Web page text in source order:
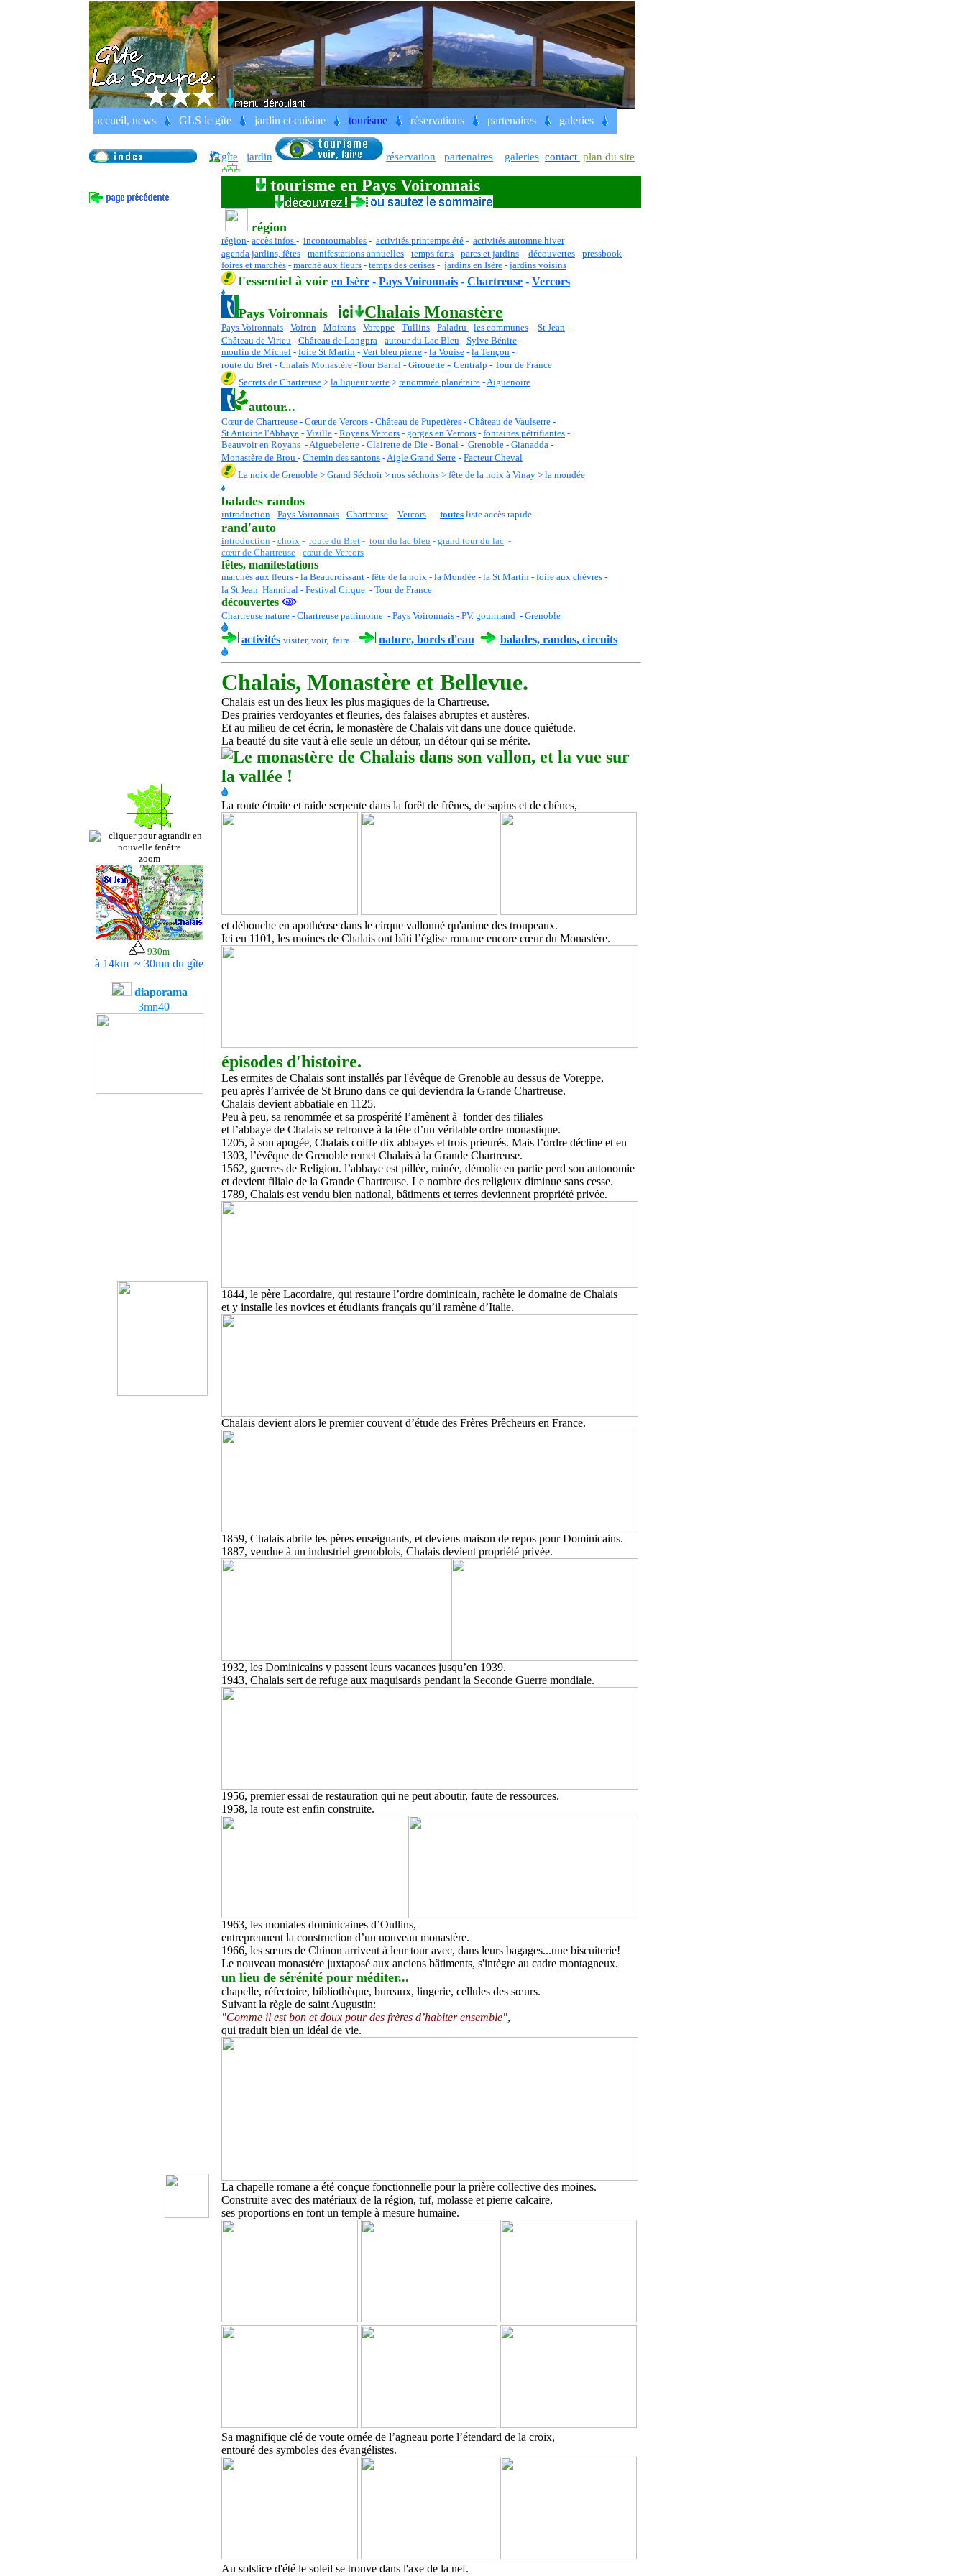
accueil, news GLS le gîte jardin et cuisine tourisme réservations partenaires galeries
Chalais, Monastère et Bellevue.Voreppe, Chartreuse, Dominicaines.
gîte jardin réservation partenaires galeries contact plan du site
tourisme en Pays Voironnais
région
région- accès infos - incontournables - activités printemps été - activités automne hiver
agenda jardins, fêtes - manifestations annuelles - temps forts - parcs et jardins - découvertes - pressbook
foires et marchés - marché aux fleurs - temps des cerises - jardins en Isère - jardins voisins
l'essentiel à voir en Isère - Pays Voironnais - Chartreuse - Vercors
Pays Voironnais Chalais Monastère
Pays Voironnais - Voiron - Moirans - Voreppe - Tullins - Paladru - les communes - St Jean -
Château de Virieu - Château de Longpra - autour du Lac Bleu - Sylve Bénite -
moulin de Michel - foire St Martin - Vert bleu pierre - la Vouise - la Tençon -
route du Bret - Chalais Monastère -Tour Barral - Girouette - Centralp - Tour de France
Secrets de Chartreuse > la liqueur verte > renommée planétaire -Aiguenoire
autour...
Cœur de Chartreuse - Cœur de Vercors - Château de Pupetières - Château de Vaulserre -
St Antoine l'Abbaye - Vizille - Royans Vercors - gorges en Vercors - fontaines pétrifiantes -
Beauvoir en Royans -Aiguebelette - Clairette de Die - Bonal - Grenoble - Gianadda -
Monastère de Brou - Chemin des santons -Aigle Grand Serre - Facteur Cheval
La noix de Grenoble > Grand Séchoir> nos séchoirs > fête de la noix à Vinay > la mondée
balades randos
introduction - Pays Voironnais - Chartreuse - Vercors - toutes liste accès rapide
rand'auto
introduction - choix - route du Bret - tour du lac bleu - grand tour du lac -
cœur de Chartreuse - cœur de Vercors
fêtes, manifestations
marchés aux fleurs - la Beaucroissant - fête de la noix - la Mondée - la St Martin - foire aux chèvres -
la St Jean Hannibal - Festival Cirque - Tour de France
découvertes
Chartreuse nature - Chartreuse patrimoine - Pays Voironnais - PV. gourmand - Grenoble
activités visiter, voir, faire... nature, bords d'eau balades, randos, circuits
zoom
930m
à 14km ~ 30mn du gîte
diaporama
3mn40
Chalais, Monastère et Bellevue.
Chalais est un des lieux les plus magiques de la Chartreuse.
Des prairies verdoyantes et fleuries, des falaises abruptes et austères.
Et au milieu de cet écrin, le monastère de Chalais vit dans une douce quiétude.
La beauté du site vaut à elle seule un détour, un détour qui se mérite.
La route étroite et raide serpente dans la forêt de frênes, de sapins et de chênes,
et débouche en apothéose dans le cirque vallonné qu'anime des troupeaux.
Ici en 1101, les moines de Chalais ont bâti l’église romane encore cœur du Monastère.
épisodes d'histoire.
Les ermites de Chalais sont installés par l'évêque de Grenoble au dessus de Voreppe,
peu après l’arrivée de St Bruno dans ce qui deviendra la Grande Chartreuse.
Chalais devient abbatiale en 1125.
Peu à peu, sa renommée et sa prospérité l’amènent à fonder des filiales
et l’abbaye de Chalais se retrouve à la tête d’un véritable ordre monastique.
1205, à son apogée, Chalais coiffe dix abbayes et trois prieurés. Mais l’ordre décline et en
1303, l’évêque de Grenoble remet Chalais à la Grande Chartreuse.
1562, guerres de Religion. l’abbaye est pillée, ruinée, démolie en partie perd son autonomie
et devient filiale de la Grande Chartreuse. Le nombre des religieux diminue sans cesse.
1789, Chalais est vendu bien national, bâtiments et terres deviennent propriété privée.
1844, le père Lacordaire, qui restaure l’ordre dominicain, rachète le domaine de Chalais
et y installe les novices et étudiants français qu’il ramène d’Italie.
Chalais devient alors le premier couvent d’étude des Frères Prêcheurs en France.
1859, Chalais abrite les pères enseignants, et deviens maison de repos pour Dominicains.
1887, vendue à un industriel grenoblois, Chalais devient propriété privée.
1932, les Dominicains y passent leurs vacances jusqu’en 1939.
1943, Chalais sert de refuge aux maquisards pendant la Seconde Guerre mondiale.
1956, premier essai de restauration qui ne peut aboutir, faute de ressources.
1958, la route est enfin construite.
1963, les moniales dominicaines d’Oullins,
entreprennent la construction d’un nouveau monastère.
1966, les sœurs de Chinon arrivent à leur tour avec, dans leurs bagages...une biscuiterie!
Le nouveau monastère juxtaposé aux anciens bâtiments, s'intègre au cadre montagneux.
un lieu de sérénité pour méditer...
chapelle, réfectoire, bibliothèque, bureaux, lingerie, cellules des sœurs.
Suivant la règle de saint Augustin:
"Comme il est bon et doux pour des frères d’habiter ensemble",
qui traduit bien un idéal de vie.
La chapelle romane a été conçue fonctionnelle pour la prière collective des moines.
Construite avec des matériaux de la région, tuf, molasse et pierre calcaire,
ses proportions en font un temple à mesure humaine.
Sa magnifique clé de voute ornée de l’agneau porte l’étendard de la croix,
entouré des symboles des évangélistes.
Au solstice d'été le soleil se trouve dans l'axe de la nef.